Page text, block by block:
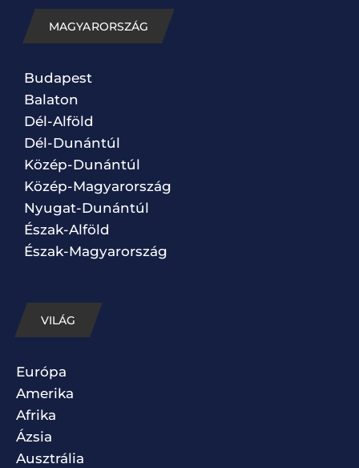
MAGYARORSZÁG
Budapest
Balaton
Dél-Alföld
Dél-Dunántúl
Közép-Dunántúl
Közép-Magyarország
Nyugat-Dunántúl
Észak-Alföld
Észak-Magyarország
VILÁG
Európa
Amerika
Afrika
Ázsia
Ausztrália